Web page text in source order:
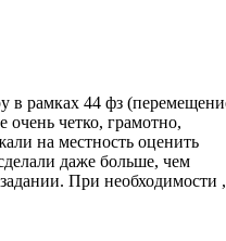
в рамках 44 фз
очень четко, грамотно,
на местность оценить
даже больше, чем
При необходимости ,